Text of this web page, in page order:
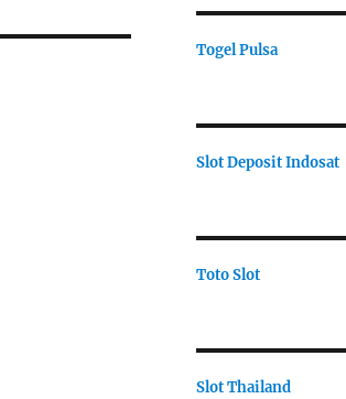
Togel Pulsa
Slot Deposit Indosat
Toto Slot
Slot Thailand